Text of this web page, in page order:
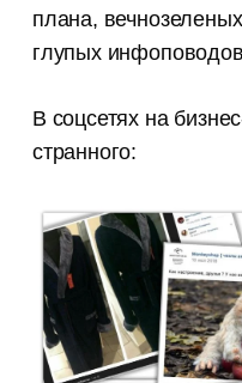
плана,
глупых
В соцсетях на
странного: